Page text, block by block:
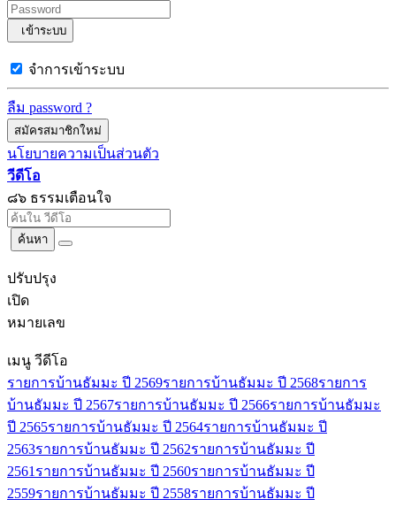
เข้าระบบ
จำการเข้าระบบ
ลืม password ?
สมัครสมาชิกใหม่
นโยบายความเป็นส่วนตัว
วีดีโอ
๘๖ ธรรมเตือนใจ
ค้นหา
ปรับปรุง
เปิด
หมายเลข
เมนู วีดีโอ
รายการบ้านธัมมะ ปี 2569รายการบ้านธัมมะ ปี 2568รายการ
บ้านธัมมะ ปี 2567รายการบ้านธัมมะ ปี 2566รายการบ้านธัมมะ
ปี 2565รายการบ้านธัมมะ ปี 2564รายการบ้านธัมมะ ปี
2563รายการบ้านธัมมะ ปี 2562รายการบ้านธัมมะ ปี
2561 รายการบ้านธัมมะ ปี 2560รายการบ้านธัมมะ ปี
2559รายการบ้านธัมมะ ปี 2558รายการบ้านธัมมะ ปี